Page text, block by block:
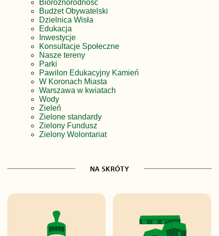
Bioróżnorodność
Budżet Obywatelski
Dzielnica Wisła
Edukacja
Inwestycje
Konsultacje Społeczne
Nasze tereny
Parki
Pawilon Edukacyjny Kamień
W Koronach Miasta
Warszawa w kwiatach
Wody
Zieleń
Zielone standardy
Zielony Fundusz
Zielony Wolontariat
NA SKRÓTY